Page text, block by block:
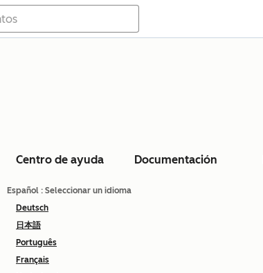
Centro de ayuda Documentación
Español : Seleccionar un idioma
Deutsch
日本語
Português
Français